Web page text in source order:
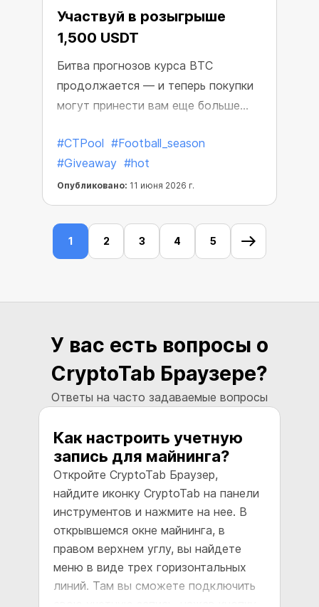
Участвуй в розыгрыше
1,500 USDT
Битва прогнозов курса BTC
продолжается — и теперь покупки
могут принести вам еще больше
#CTPool #Football_season
#Giveaway #hot
Опубликовано: 11 июня 2026 г.
1 2 3 4 5
У вас есть вопросы о
CryptoTab Браузере?
Ответы на часто задаваемые вопросы
Как настроить учетную
запись для майнинга?
Откройте CryptoTab Браузер,
найдите иконку CryptoTab на панели
инструментов и нажмите на нее. В
открывшемся окне майнинга, в
правом верхнем углу, вы найдете
меню в виде трех горизонтальных
линий. Там вы сможете подключить